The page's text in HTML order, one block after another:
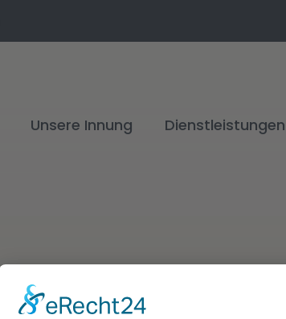
Unsere Innung Dienstleistungen